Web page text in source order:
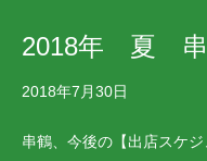
2018年 夏 串
2018年7月30日
串鶴、今後の【出店スケ